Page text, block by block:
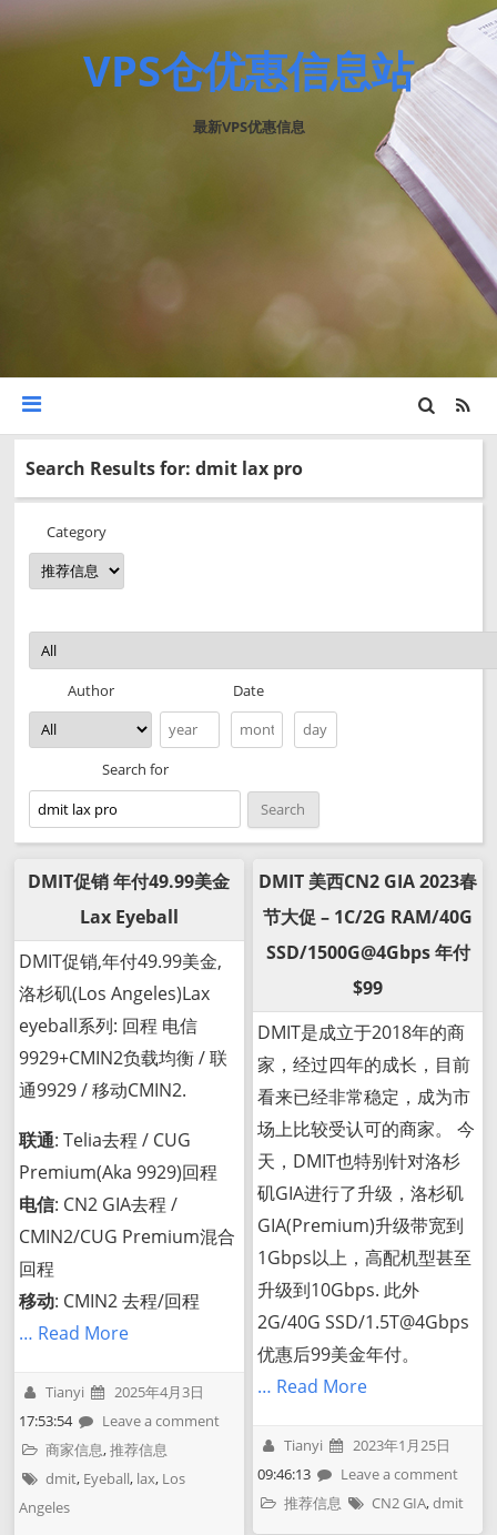
VPS仓优惠信息站
最新VPS优惠信息
Search Results for: dmit lax pro
Category
Author Date
Search for
DMIT促销 年付49.99美金
Lax Eyeball
DMIT促销,年付49.99美金,
洛杉矶(Los Angeles)Lax
eyeball系列: 回程 电信
9929+CMIN2负载均衡 / 联
通9929 / 移动CMIN2.
联通: Telia去程 / CUG
Premium(Aka 9929)回程
电信: CN2 GIA去程 /
CMIN2/CUG Premium混合
回程
移动: CMIN2 去程/回程
… Read More
Tianyi
2025年4月3日
17:53:54
Leave a comment
商家信息,推荐信息
dmit, Eyeball, lax, Los
Angeles
DMIT 美西CN2 GIA 2023春
节大促 – 1C/2G RAM/40G
SSD/1500G@4Gbps 年付
$99
DMIT是成立于2018年的商
家，经过四年的成长，目前
看来已经非常稳定，成为市
场上比较受认可的商家。 今
天，DMIT也特别针对洛杉
矶GIA进行了升级，洛杉矶
GIA(Premium)升级带宽到
1Gbps以上，高配机型甚至
升级到10Gbps. 此外
2G/40G SSD/1.5T@4Gbps
优惠后99美金年付。
… Read More
Tianyi
2023年1月25日
09:46:13
Leave a comment
推荐信息
CN2 GIA,dmit